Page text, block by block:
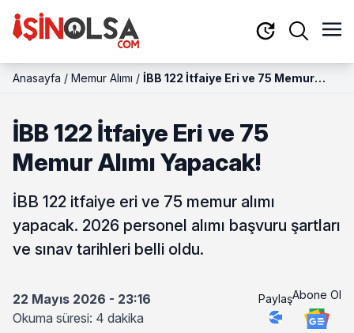
Anasayfa / Memur Alımı / İBB 122 İtfaiye Eri ve 75 Memur
İBB 122 İtfaiye Eri ve 75
Memur Alımı Yapacak!
İBB 122 itfaiye eri ve 75 memur alımı
yapacak. 2026 personel alımı başvuru şartları
ve sınav tarihleri belli oldu.
22 Mayıs 2026 - 23:16
Okuma süresi: 4 dakika
PaylaşAbone Ol